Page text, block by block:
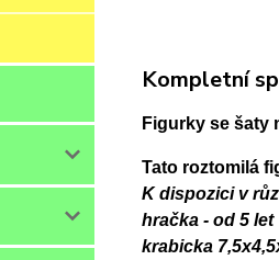
Kompletní
Figurky se šaty
Tato roztomilá
K dispozici v
hračka - od 5 let
krabicka